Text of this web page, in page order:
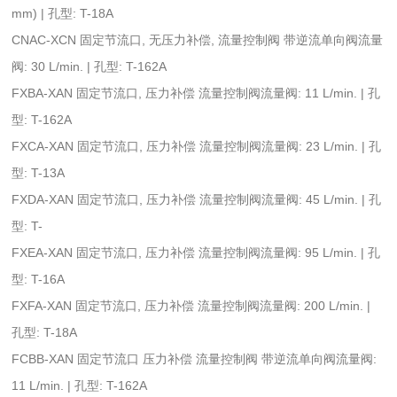
mm) | 孔型: T-18A
CNAC-XCN 固定节流口, 无压力补偿, 流量控制阀 带逆流单向阀流量
阀: 30 L/min. | 孔型: T-162A
FXBA-XAN 固定节流口, 压力补偿 流量控制阀流量阀: 11 L/min. | 孔
型: T-162A
FXCA-XAN 固定节流口, 压力补偿 流量控制阀流量阀: 23 L/min. | 孔
型: T-13A
FXDA-XAN 固定节流口, 压力补偿 流量控制阀流量阀: 45 L/min. | 孔
型: T-
FXEA-XAN 固定节流口, 压力补偿 流量控制阀流量阀: 95 L/min. | 孔
型: T-16A
FXFA-XAN 固定节流口, 压力补偿 流量控制阀流量阀: 200 L/min. |
孔型: T-18A
FCBB-XAN 固定节流口 压力补偿 流量控制阀 带逆流单向阀流量阀:
11 L/min. | 孔型: T-162A